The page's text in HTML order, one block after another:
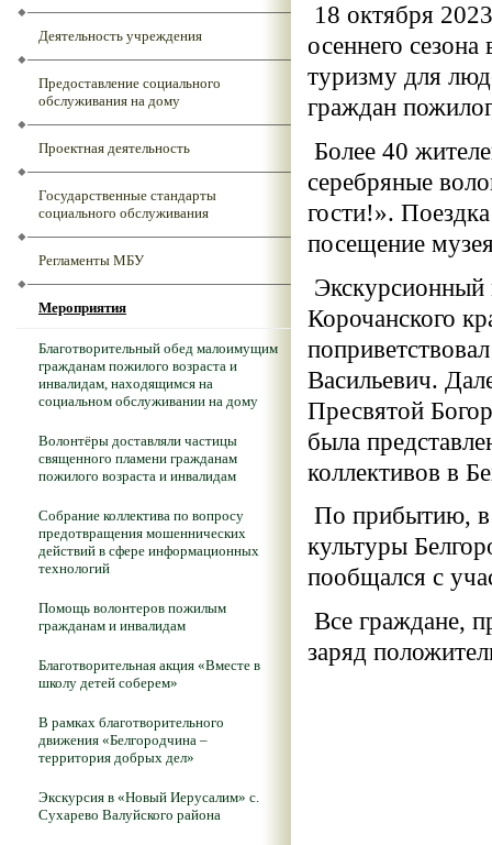
Деятельность учреждения
Предоставление социального
обслуживания на дому
Проектная деятельность
Государственные стандарты
социального обслуживания
Регламенты МБУ
Мероприятия
Благотворительный обед малоимущим
гражданам пожилого возраста и
инвалидам, находящимся на
социальном обслуживании на дому
Волонтёры доставляли частицы
священного пламени гражданам
пожилого возраста и инвалидам
Собрание коллектива по вопросу
предотвращения мошеннических
действий в сфере информационных
технологий
Помощь волонтеров пожилым
гражданам и инвалидам
Благотворительная акция «Вместе в
школу детей соберем»
В рамках благотворительного
движения «Белгородчина –
территория добрых дел»
Экскурсия в «Новый Иерусалим» с.
Сухарево Валуйского района
18 октября
осеннего
туризму для
граждан
Более 40
серебряные
гости!».
посещение
Корочанского
Васильевич.
Пресвятой
была
коллективов в
По прибытию, в
культуры
пообщался с
Все граждане,
заряд